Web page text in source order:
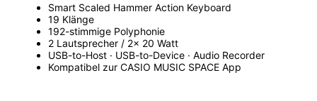
Smart Scaled Hammer Action Keyboard
19 Klänge
192-stimmige Polyphonie
2 Lautsprecher / 2x 20 Watt
USB-to-Host · USB-to-Device · Audio Recorder
Kompatibel zur CASIO MUSIC SPACE App